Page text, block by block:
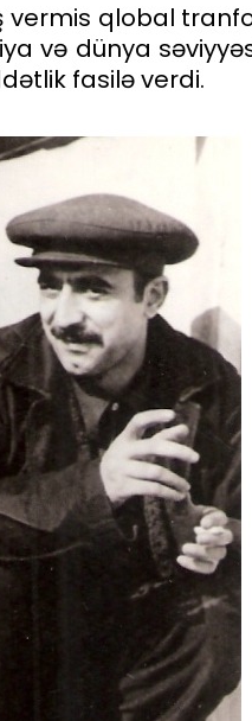
vermis qlobal
və dünya
fasilə verdi.